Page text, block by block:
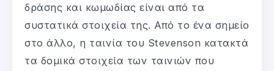
δράσης και κωμωδίας είναι από τα
συστατικά στοιχεία της. Από το ένα σημείο
στο άλλο, η ταινία του Stevenson κατακτά
τα δομικά στοιχεία των ταινιών που